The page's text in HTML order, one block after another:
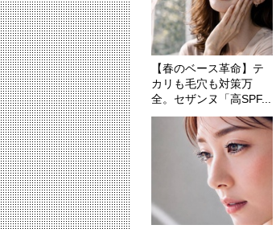
【春のベース革命】テ
カリも毛穴も対策万
全。セザンヌ「高SPF...